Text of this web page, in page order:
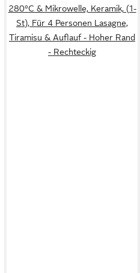
280°C & Mikrowelle, Keramik, (1-
St), Für 4 Personen Lasagne,
Tiramisu & Auflauf - Hoher Rand
- Rechteckig